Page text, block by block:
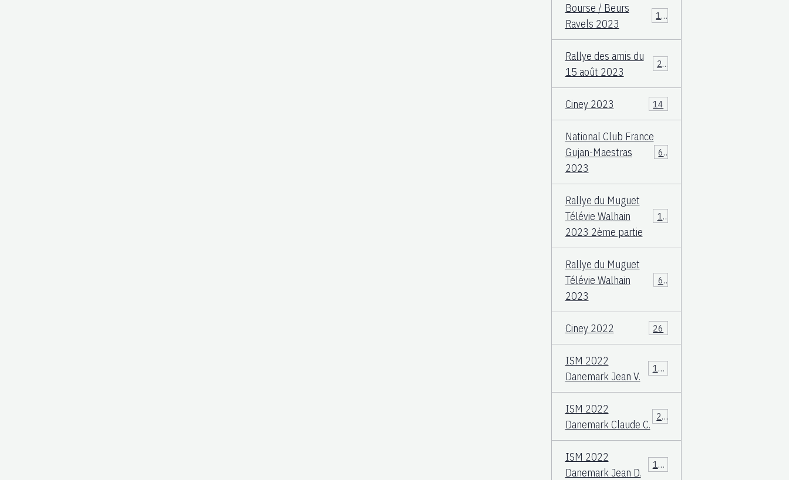
Bourse / Beurs
Ravels 2023
12
Rallye des amis du
15 août 2023
25
Ciney 2023 14
National Club France
Gujan-Maestras
2023
64
Rallye du Muguet
Télévie Walhain
2023 2ème partie
135
Rallye du Muguet
Télévie Walhain
2023
60
Ciney 2022 26
ISM 2022
Danemark Jean V.
106
ISM 2022
Danemark Claude C.
23
ISM 2022
Danemark Jean D.
108